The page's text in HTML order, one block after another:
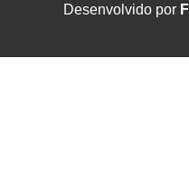
Desenvolvido por